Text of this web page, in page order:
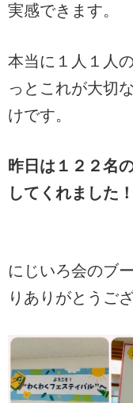
実感できます。
本当に１人１人
っとこれが大切
けです。
昨日は１２２名
してくれました！
にじいろ会のブ
りありがとうご